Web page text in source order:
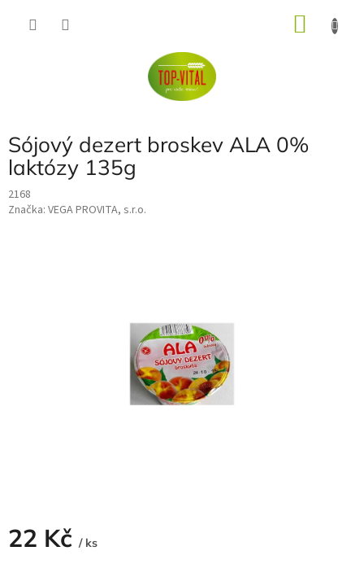
Sójový dezert broskev ALA 0%
laktózy 135g
2168
Značka: VEGA PROVITA, s.r.o.
22 Kč / ks